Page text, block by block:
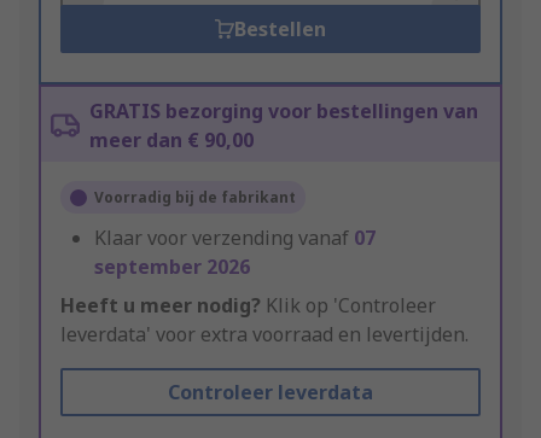
Bestellen
GRATIS bezorging voor bestellingen van
meer dan € 90,00
Voorradig bij de fabrikant
Klaar voor verzending vanaf 07
september 2026
Heeft u meer nodig? Klik op 'Controleer
leverdata' voor extra voorraad en levertijden.
Controleer leverdata